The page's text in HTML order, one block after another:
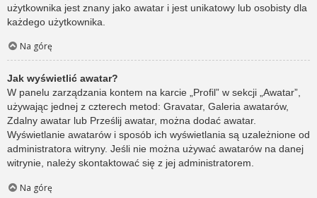
użytkownika jest znany jako awatar i jest unikatowy lub osobisty dla
każdego użytkownika.
Na górę
Jak wyświetlić awatar?
W panelu zarządzania kontem na karcie „Profil” w sekcji „Awatar”,
używając jednej z czterech metod: Gravatar, Galeria awatarów,
Zdalny awatar lub Prześlij awatar, można dodać awatar.
Wyświetlanie awatarów i sposób ich wyświetlania są uzależnione od
administratora witryny. Jeśli nie można używać awatarów na danej
witrynie, należy skontaktować się z jej administratorem.
Na górę